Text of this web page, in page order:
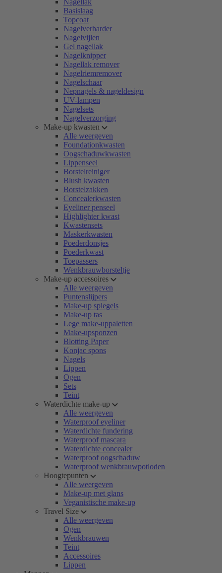
Nagellak
Basislaag
Topcoat
Nagelverharder
Nagelvijlen
Gel nagellak
Nagelknipper
Nagellak remover
Nagelriemremover
Nagelschaar
Nepnagels & nageldesign
UV-lampen
Nagelsets
Nagelverzorging
Make-up kwasten
Alle weergeven
Foundationkwasten
Oogschaduwkwasten
Lippenseel
Borstelreiniger
Blush kwasten
Borstelzakken
Concealerkwasten
Eyeliner penseel
Highlighter kwast
Kwastensets
Maskerkwasten
Poederdonsjes
Poederkwast
Toepassers
Wenkbrauwborsteltje
Make-up accessoires
Alle weergeven
Puntenslijpers
Make-up spiegels
Make-up tas
Lege make-uppaletten
Make-upsponzen
Blotting Paper
Konjac spons
Nagels
Lippen
Ogen
Sets
Teint
Waterdichte make-up
Alle weergeven
Waterproof eyeliner
Waterdichte fundering
Waterproof mascara
Waterdichte concealer
Waterproof oogschaduw
Waterproof wenkbrauwpotloden
Hoogtepunten
Alle weergeven
Make-up met glans
Veganistische make-up
Travel Size
Alle weergeven
Ogen
Wenkbrauwen
Teint
Accessoires
Lippen